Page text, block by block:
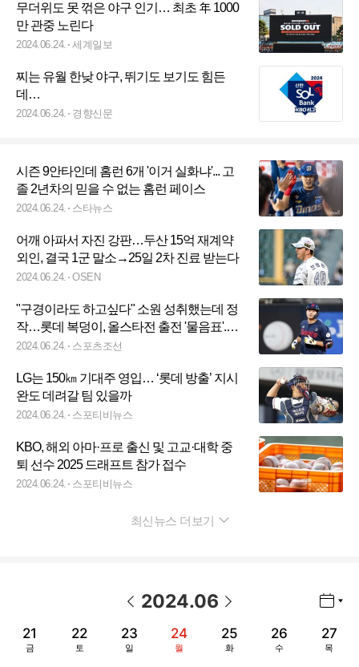
무더위도 못 꺾은 야구 인기… 최초 年 1000
만 관중 노린다
2024.06.24. 세계일보
찌는 유월 한낮 야구, 뛰기도 보기도 힘든
데…
2024.06.24. 경향신문
시즌 9안타인데 홈런 6개 '이거 실화냐'... 고
졸 2년차의 믿을 수 없는 홈런 페이스
2024.06.24. 스타뉴스
어깨 아파서 자진 강판…두산 15억 재계약
외인, 결국 1군 말소→25일 2차 진료 받는다
2024.06.24. OSEN
"구경이라도 하고싶다" 소원 성취했는데 정
작…롯데 복덩이, 올스타전 출전 '물음표'.
"관리 필요해" [SC포커스]
2024.06.24. 스포츠조선
LG는 150㎞ 기대주 영입… ‘롯데 방출’ 지시
완도 데려갈 팀 있을까
2024.06.24. 스포티비뉴스
KBO, 해외 아마·프로 출신 및 고교·대학 중
퇴 선수 2025 드래프트 참가 접수
2024.06.24. 스포티비뉴스
최신뉴스 더보기
2024.06
21
금
22
토
23
일
24
월
25
화
26
수
27
목